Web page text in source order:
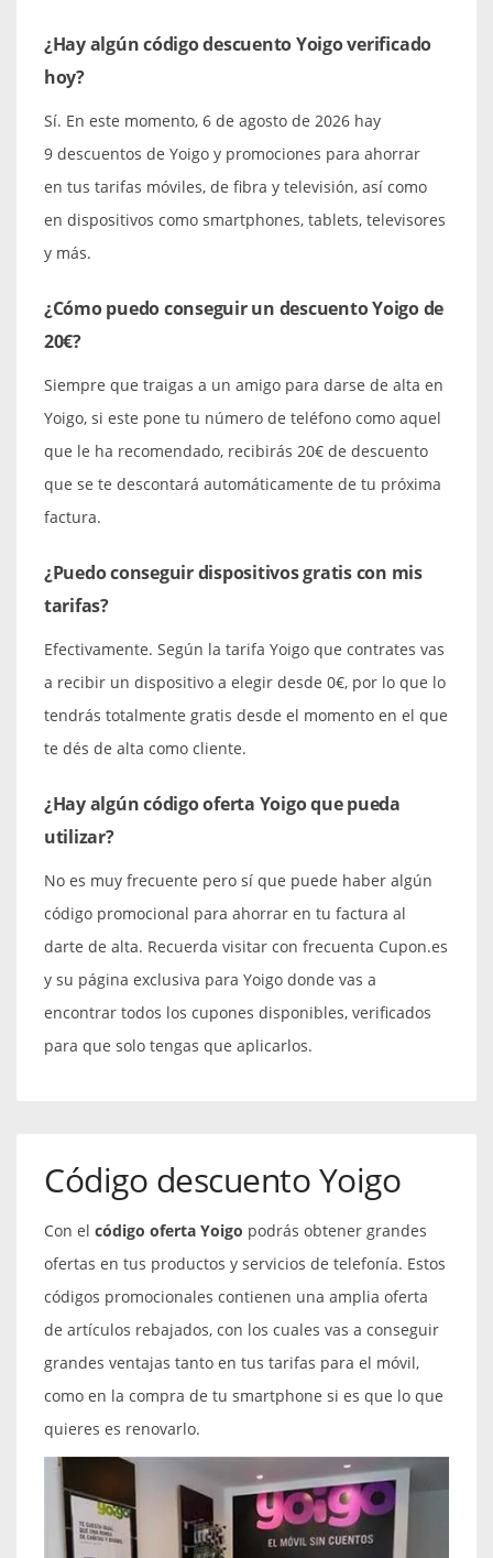
¿Hay algún código descuento Yoigo verificado
hoy?
Sí. En este momento, 6 de agosto de 2026 hay
9 descuentos de Yoigo y promociones para ahorrar
en tus tarifas móviles, de fibra y televisión, así como
en dispositivos como smartphones, tablets, televisores
y más.
¿Cómo puedo conseguir un descuento Yoigo de
20€?
Siempre que traigas a un amigo para darse de alta en
Yoigo, si este pone tu número de teléfono como aquel
que le ha recomendado, recibirás 20€ de descuento
que se te descontará automáticamente de tu próxima
factura.
¿Puedo conseguir dispositivos gratis con mis
tarifas?
Efectivamente. Según la tarifa Yoigo que contrates vas
a recibir un dispositivo a elegir desde 0€, por lo que lo
tendrás totalmente gratis desde el momento en el que
te dés de alta como cliente.
¿Hay algún código oferta Yoigo que pueda
utilizar?
No es muy frecuente pero sí que puede haber algún
código promocional para ahorrar en tu factura al
darte de alta. Recuerda visitar con frecuenta Cupon.es
y su página exclusiva para Yoigo donde vas a
encontrar todos los cupones disponibles, verificados
para que solo tengas que aplicarlos.
Código descuento Yoigo
Con el código oferta Yoigo podrás obtener grandes
ofertas en tus productos y servicios de telefonía. Estos
códigos promocionales contienen una amplia oferta
de artículos rebajados, con los cuales vas a conseguir
grandes ventajas tanto en tus tarifas para el móvil,
como en la compra de tu smartphone si es que lo que
quieres es renovarlo.